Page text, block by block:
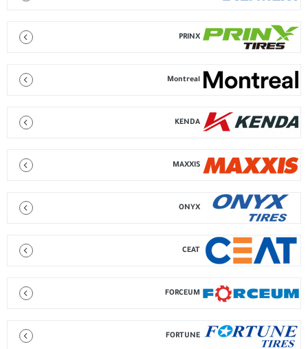
PRINX
Montreal
KENDA
MAXXIS
ONYX
CEAT
FORCEUM
FORTUNE